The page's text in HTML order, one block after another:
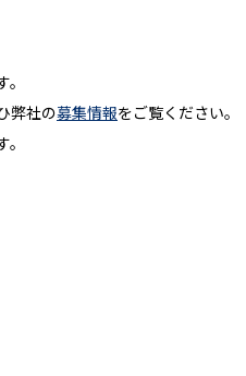
弊社の募集情報をご覧ください。